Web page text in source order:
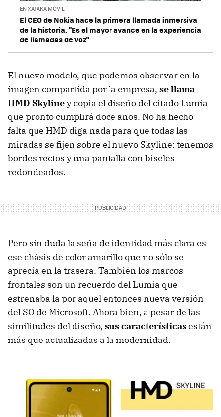
EN XATAKA MÓVIL
El CEO de Nokia hace la primera llamada inmersiva
de la historia. "Es el mayor avance en la experiencia
de llamadas de voz"
El nuevo modelo, que podemos observar en la
imagen compartida por la empresa, se llama
HMD Skyliney copia el diseño del citado Lumia
que pronto cumplirá doce años. No ha hecho
falta que HMD diga nada para que todas las
miradas se fijen sobre el nuevo Skyline: tenemos
bordes rectos y una pantalla con biseles
redondeados.
Pero sin duda la seña de identidad más clara es
ese chásis de color amarillo que no sólo se
aprecia en la trasera. También los marcos
frontales son un recuerdo del Lumia que
estrenaba la por aquel entonces nueva versión
del SO de Microsoft. Ahora bien, a pesar de las
similitudes del diseño, sus característicasestán
más que actualizadas a la modernidad.